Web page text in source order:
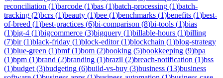
reconciliation (1)barcode (1)bas (1)batch-processing (1)batch-
tracking (2)bcrs (1)beauty (1)bee (1)benchmarks (1)benefits (1)best-
of-breed (1)best-practices (6)bi-comparison (8)bi-tools (1)bias
(1)big-4 (1)bigcommerce (3)bigquery (1)billable-hours (1)billing
(7)bir(1)black-friday (1)block-editor(1)blockchain (1)blog-strategy
(1)blue-green (1)bmf(1)bom (2)booking (5)bookkeeping (9)bpa
(1)bpm (1)brand (2)branding (1)brazil (2)breach-notification (1)bss
(1)budget (3)budgeting (6)build-vs-buy (3)business (13)business